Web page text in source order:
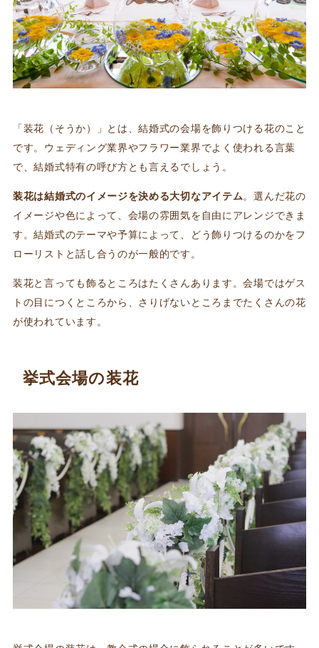
「装花（そうか）」とは、結婚式の会場を飾りつける花のこと
です。ウェディング業界やフラワー業界でよく使われる言葉
で、結婚式特有の呼び方とも言えるでしょう。
装花は結婚式のイメージを決める大切なアイテム。選んだ花の
イメージや色によって、会場の雰囲気を自由にアレンジできま
す。結婚式のテーマや予算によって、どう飾りつけるのかをフ
ローリストと話し合うのが一般的です。
装花と言っても飾るところはたくさんあります。会場ではゲス
トの目につくところから、さりげないところまでたくさんの花
が使われています。
挙式会場の装花